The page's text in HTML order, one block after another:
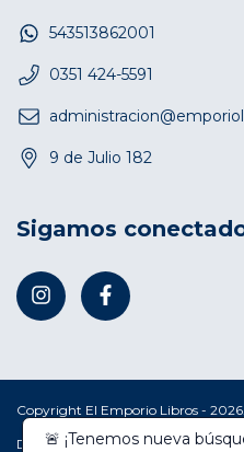
543513862001
0351 424-5591
9 de Julio 182
Sigamos
Copyright El Emporio Libros - 2026.
Defensa de las y los consumidores.
🚨 ¡Tenemos nueva